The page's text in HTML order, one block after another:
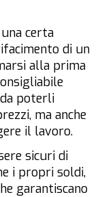
certa
di un
alla prima
poterli
ma anche
il lavoro.
sicuri di
i propri soldi,
garantiscano